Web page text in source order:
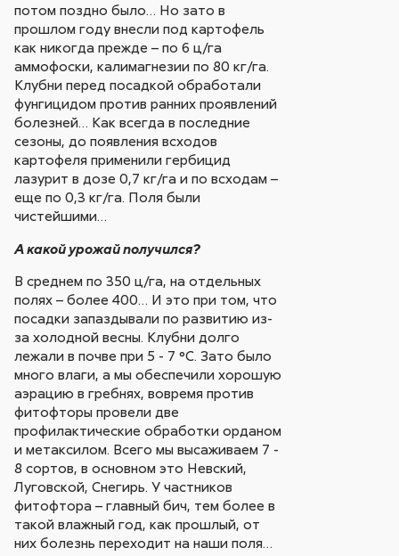
потом поздно было… Но зато в
прошлом году внесли под картофель
как никогда прежде – по 6 ц/га
аммофоски, калимагнезии по 80 кг/га.
Клубни перед посадкой обработали
фунгицидом против ранних проявлений
болезней… Как всегда в последние
сезоны, до появления всходов
картофеля применили гербицид
лазурит в дозе 0,7 кг/га и по всходам –
еще по 0,3 кг/га. Поля были
чистейшими…
А какой урожай получился?
В среднем по 350 ц/га, на отдельных
полях – более 400… И это при том, что
посадки запаздывали по развитию из-
за холодной весны. Клубни долго
лежали в почве при 5 - 7 °С. Зато было
много влаги, а мы обеспечили хорошую
аэрацию в гребнях, вовремя против
фитофторы провели две
профилактические обработки орданом
и метаксилом. Всего мы высаживаем 7 -
8 сортов, в основном это Невский,
Луговской, Снегирь. У частников
фитофтора – главный бич, тем более в
такой влажный год, как прошлый, от
них болезнь переходит на наши поля…